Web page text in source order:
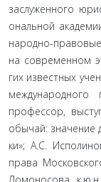
заслуженного
ональной
народно-
на современном
гих известных
профессор,
обычай: значение
ки»; А.С.
права